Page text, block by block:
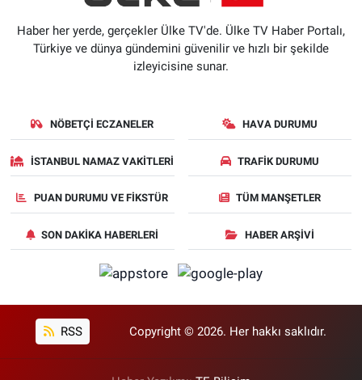
Haber her yerde, gerçekler Ülke TV'de. Ülke TV Haber Portalı,
Türkiye ve dünya gündemini güvenilir ve hızlı bir şekilde
izleyicisine sunar.
NÖBETÇI ECZANELER HAVA DURUMU
İSTANBUL NAMAZ VAKITLERI TRAFIK DURUMU
PUAN DURUMU VE FIKSTÜR TÜM MANŞETLER
SON DAKIKA HABERLERI HABER ARŞIVI
RSS Copyright © 2026. Her hakkı saklıdır.